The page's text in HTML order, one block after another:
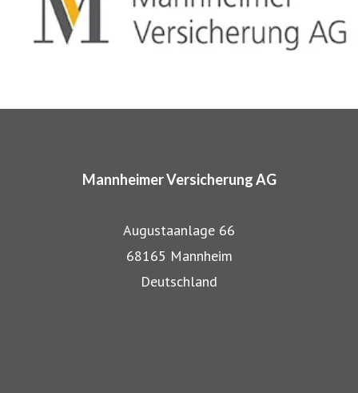
entwickelten wir für Musiker, Galeristen und Juweliere
komplette Absicherungspakete. Diese tragen
gut wieder: Gerade, wenn wertvolle Gegenstände wie
bestehen besondere Gefahren. Die Mitarbeiter der
Mannheimer Versicherung AG
Augustaanlage 66
68165 Mannheim
Deutschland